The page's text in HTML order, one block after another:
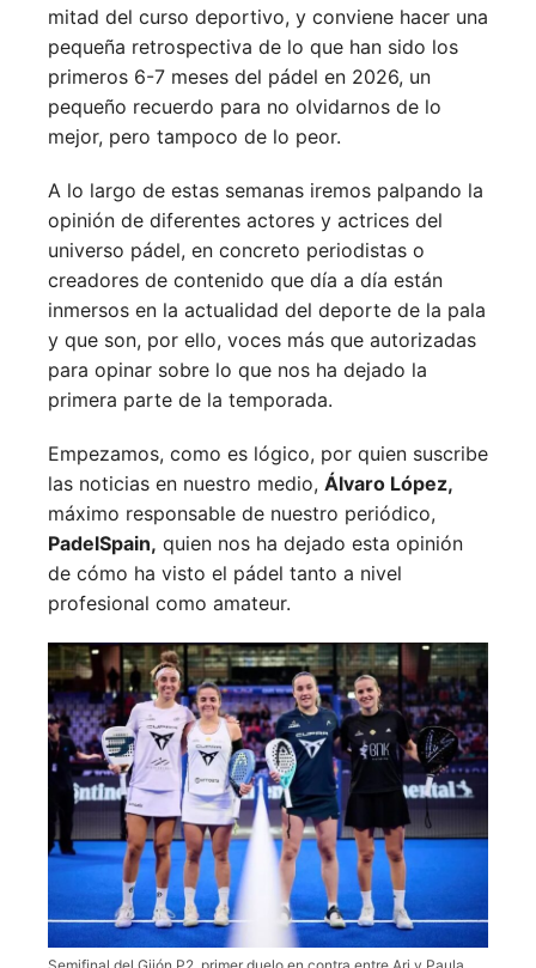
mitad del curso deportivo, y conviene hacer una
pequeña retrospectiva de lo que han sido los
primeros 6-7 meses del pádel en 2026, un
pequeño recuerdo para no olvidarnos de lo
mejor, pero tampoco de lo peor.
A lo largo de estas semanas iremos palpando la
opinión de diferentes actores y actrices del
universo pádel, en concreto periodistas o
creadores de contenido que día a día están
inmersos en la actualidad del deporte de la pala
y que son, por ello, voces más que autorizadas
para opinar sobre lo que nos ha dejado la
primera parte de la temporada.
Empezamos, como es lógico, por quien suscribe
las noticias en nuestro medio, Álvaro López,
máximo responsable de nuestro periódico,
PadelSpain, quien nos ha dejado esta opinión
de cómo ha visto el pádel tanto a nivel
profesional como amateur.